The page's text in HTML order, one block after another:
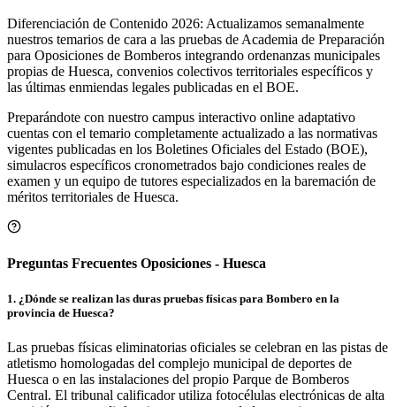
Diferenciación de Contenido 2026: Actualizamos semanalmente
nuestros temarios de cara a las pruebas de Academia de Preparación
para Oposiciones de Bomberos integrando ordenanzas municipales
propias de Huesca, convenios colectivos territoriales específicos y
las últimas enmiendas legales publicadas en el BOE.
Preparándote con nuestro campus interactivo online adaptativo
cuentas con el temario completamente actualizado a las normativas
vigentes publicadas en los Boletines Oficiales del Estado (BOE),
simulacros específicos cronometrados bajo condiciones reales de
examen y un equipo de tutores especializados en la baremación de
Preguntas Frecuentes Oposiciones - Huesca
1.¿Dónde se realizan las duras pruebas físicas para Bombero en la
provincia de Huesca?
Las pruebas físicas eliminatorias oficiales se celebran en las pistas de
atletismo homologadas del complejo municipal de deportes de
Huesca o en las instalaciones del propio Parque de Bomberos